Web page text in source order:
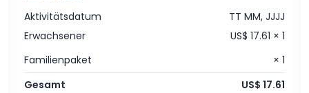
Aktivitätsdatum
TT MM, JJJJ
Erwachsener
US$ 17.61 × 1
Familienpaket
× 1
Gesamt
US$ 17.61